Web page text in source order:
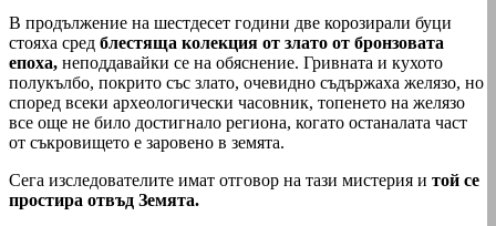
В продължение на шестдесет години две корозирали буци
стояха сред блестяща колекция от злато от бронзовата
епоха, неподдавайки се на обяснение. Гривната и кухото
полукълбо, покрито със злато, очевидно съдържаха желязо, но
според всеки археологически часовник, топенето на желязо
все още не било достигнало региона, когато останалата част
от съкровището е заровено в земята.
Сега изследователите имат отговор на тази мистерия и той се
простира отвъд Земята.